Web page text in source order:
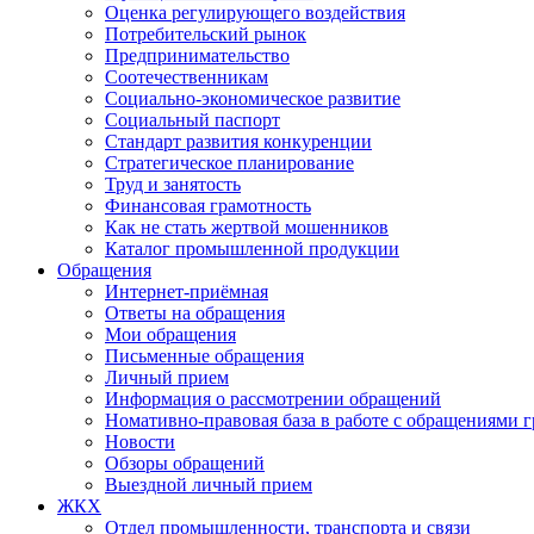
Оценка регулирующего воздействия
Потребительский рынок
Предпринимательство
Соотечественникам
Социально-экономическое развитие
Социальный паспорт
Стандарт развития конкуренции
Стратегическое планирование
Труд и занятость
Финансовая грамотность
Как не стать жертвой мошенников
Каталог промышленной продукции
Обращения
Интернет-приёмная
Ответы на обращения
Мои обращения
Письменные обращения
Личный прием
Информация о рассмотрении обращений
Номативно-правовая база в работе с обращениями
Новости
Обзоры обращений
Выездной личный прием
ЖКХ
Отдел промышленности, транспорта и связи